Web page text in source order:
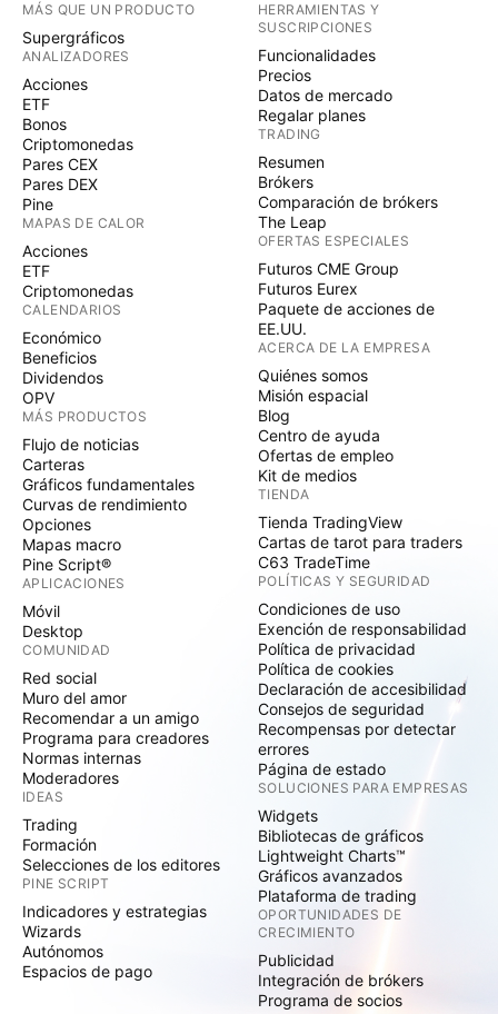
MÁS QUE UN PRODUCTO
Supergráficos
ANALIZADORES
Acciones
ETF
Bonos
Criptomonedas
Pares CEX
Pares DEX
Pine
MAPAS DE CALOR
Acciones
ETF
Criptomonedas
CALENDARIOS
Económico
Beneficios
Dividendos
OPV
MÁS PRODUCTOS
Flujo de noticias
Carteras
Gráficos fundamentales
Curvas de rendimiento
Opciones
Mapas macro
Pine Script®
APLICACIONES
Móvil
Desktop
COMUNIDAD
Red social
Muro del amor
Recomendar a un amigo
Programa para creadores
Normas internas
Moderadores
IDEAS
Trading
Formación
Selecciones de los editores
PINE SCRIPT
Indicadores y estrategias
Wizards
Autónomos
Espacios de pago
HERRAMIENTAS Y
SUSCRIPCIONES
Funcionalidades
Precios
Datos de mercado
Regalar planes
TRADING
Resumen
Brókers
Comparación de brókers
The Leap
OFERTAS ESPECIALES
Futuros CME Group
Futuros Eurex
Paquete de acciones de
EE.UU.
ACERCA DE LA EMPRESA
Quiénes somos
Misión espacial
Blog
Centro de ayuda
Ofertas de empleo
Kit de medios
TIENDA
Tienda TradingView
Cartas de tarot para traders
C63 TradeTime
POLÍTICAS Y SEGURIDAD
Condiciones de uso
Exención de responsabilidad
Política de privacidad
Política de cookies
Declaración de accesibilidad
Consejos de seguridad
Recompensas por detectar
errores
Página de estado
SOLUCIONES PARA EMPRESAS
Widgets
Bibliotecas de gráficos
Lightweight Charts™
Gráficos avanzados
Plataforma de trading
OPORTUNIDADES DE
CRECIMIENTO
Publicidad
Integración de brókers
Programa de socios